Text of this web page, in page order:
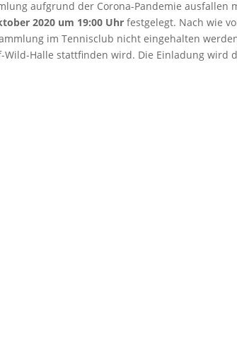
aufgrund der Corona-Pandemie ausfallen
2020 um 19:00 Uhrfestgelegt. Nach wie
im Tennisclub nicht eingehalten
Halle stattfinden wird. Die Einladung wird